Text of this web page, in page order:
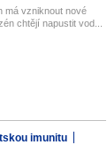
má vzniknout nové
chtějí napustit vod...
imunitu